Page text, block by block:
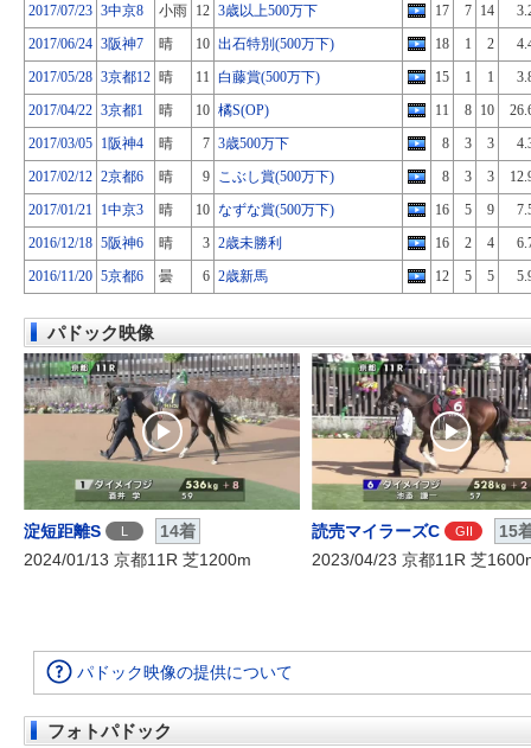
2017/07/23 3中京8 小雨 12 3歳以上500万下 17 7 14
2017/06/24 3阪神7 晴 10 出石特別(500万下) 18 1 2
2017/05/28 3京都12 晴 11 白藤賞(500万下) 15 1 1
2017/04/22 3京都1 晴 10 橘S(OP) 11 8 10
2017/03/05 1阪神4 晴 7 3歳500万下 8 3 3
2017/02/12 2京都6 晴 9 こぶし賞(500万下) 8 3 3
2017/01/21 1中京3 晴 10 なずな賞(500万下) 16 5 9
2016/12/18 5阪神6 晴 3 2歳未勝利 16 2 4
2016/11/20 5京都6 曇 6 2歳新馬 12 5 5
パドック映像
淀短距離S L
14着
2024/01/13 京都11R 芝1200m
読売マイラーズC GII
15
2023/04/23 京都11R 芝
パドック映像の提供について
フォトパドック